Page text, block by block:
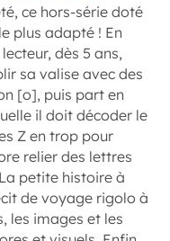
ce hors-série doté
plus adapté ! En
dès 5 ans,
sa valise avec des
[o], puis part en
il doit décoder le
Z en trop pour
relier des lettres
petite histoire à
de voyage rigolo à
les images et les